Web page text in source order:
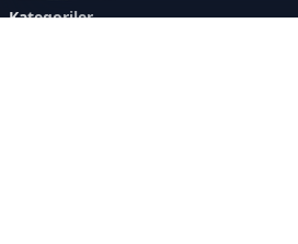
Kategoriler